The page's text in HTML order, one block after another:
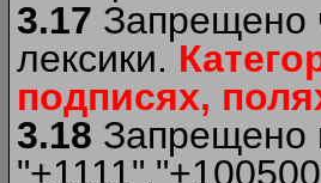
3.17 Запрещено
лексики.
подписях,
3.18 Запрещено